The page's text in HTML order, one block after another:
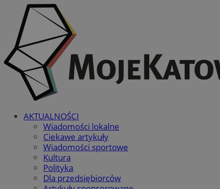
AKTUALNOŚCI
Wiadomości lokalne
Ciekawe artykuły
Wiadomości sportowe
Kultura
Polityka
Dla przedsiębiorców